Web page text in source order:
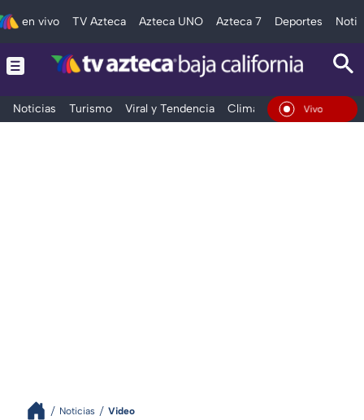
en vivo TV Azteca Azteca UNO Azteca 7 Deportes
Noticias Turismo Viral y Tendencia Clima Deportes
En Vivo
Noticias Video